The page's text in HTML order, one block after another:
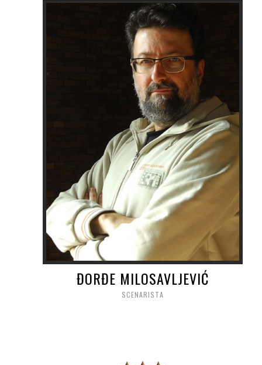
ĐORĐE MILOSAVLJEVIĆ
SCENARISTA